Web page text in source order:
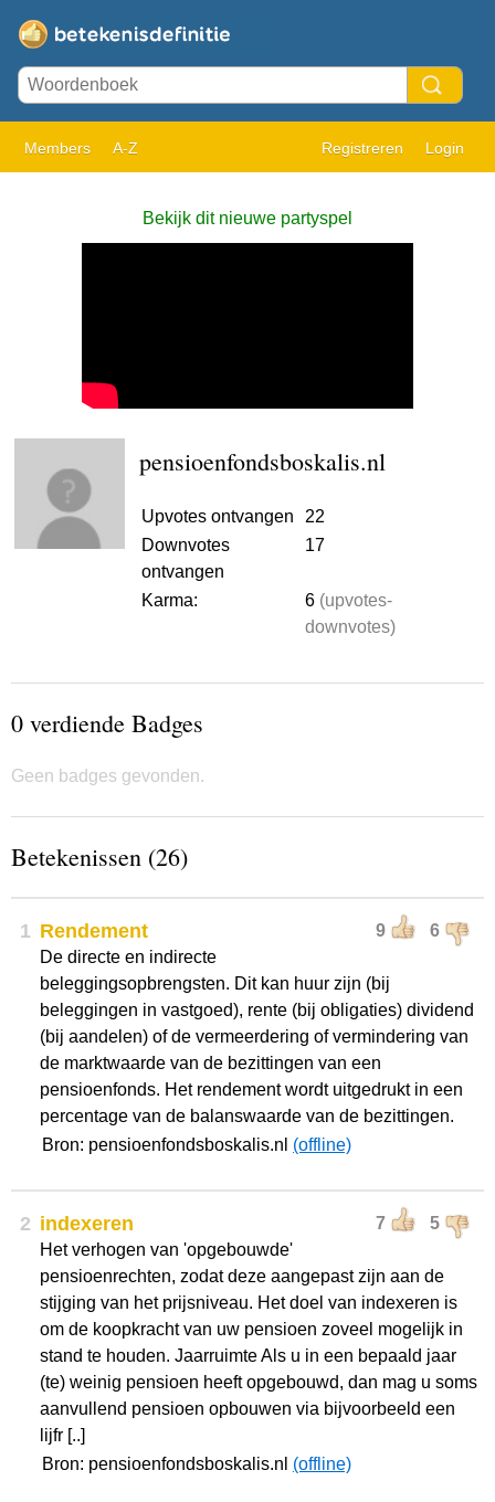
Members A-Z Registreren Login
Bekijk dit nieuwe partyspel
pensioenfondsboskalis.nl
Upvotes ontvangen
22
Downvotes
ontvangen
17
Karma: 6 (upvotes-
downvotes)
0 verdiende Badges
Geen badges gevonden.
Betekenissen (26)
1 9 6
Rendement
De directe en indirecte
beleggingsopbrengsten. Dit kan huur zijn (bij
beleggingen in vastgoed), rente (bij obligaties) dividend
(bij aandelen) of de vermeerdering of vermindering van
de marktwaarde van de bezittingen van een
pensioenfonds. Het rendement wordt uitgedrukt in een
percentage van de balanswaarde van de bezittingen.
Bron: pensioenfondsboskalis.nl (offline)
2 7 5
indexeren
Het verhogen van 'opgebouwde'
pensioenrechten, zodat deze aangepast zijn aan de
stijging van het prijsniveau. Het doel van indexeren is
om de koopkracht van uw pensioen zoveel mogelijk in
stand te houden. Jaarruimte Als u in een bepaald jaar
(te) weinig pensioen heeft opgebouwd, dan mag u soms
aanvullend pensioen opbouwen via bijvoorbeeld een
lijfr [..]
Bron: pensioenfondsboskalis.nl (offline)